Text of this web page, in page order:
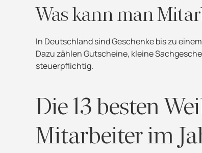
Was kann man
In Deutschland sind Geschenke bis zu
Dazu zählen Gutscheine, kleine
steuerpflichtig.
Die 13 besten
Mitarbeiter im